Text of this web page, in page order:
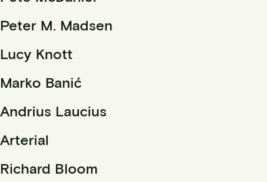
Peter M. Madsen
Lucy Knott
Marko Banić
Andrius Laucius
Arterial
Richard Bloom